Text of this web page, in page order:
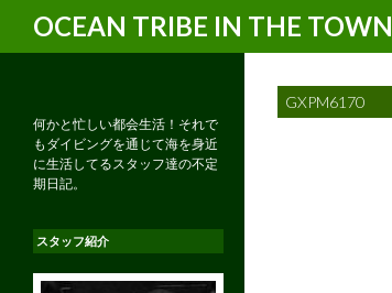
OCEAN TRIBE IN THE TOWN
GXPM6170
何かと忙しい都会生活！それで
もダイビングを通じて海を身近
に生活してるスタッフ達の不定
期日記。
スタッフ紹介